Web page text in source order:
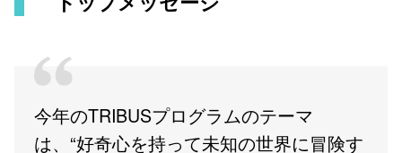
今年のTRIBUSプログラムのテーマ
は、“好奇心を持って未知の世界に冒険す